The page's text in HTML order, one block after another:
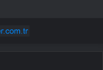
Halk tahliye edildi